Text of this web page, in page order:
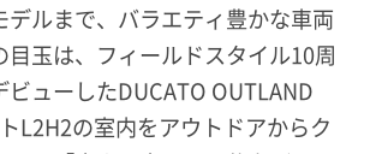
デルまで、バラエティ豊かな車両
目玉は、フィールドスタイル10周
ューしたDUCATO OUTLAND
L2H2の室内をアウトドアからク